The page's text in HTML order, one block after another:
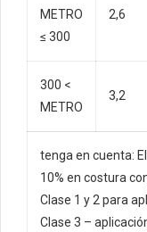
METRO
≤ 300
2,6
300 <
METRO
3,2
tenga en cuenta:
10% en costura
Clase 1 y 2 para
Clase 3 –